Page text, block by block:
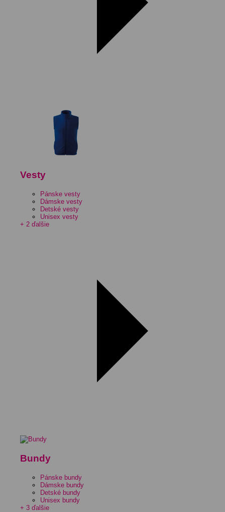
Vesty
Pánske vesty
Dámske vesty
Detské vesty
Unisex vesty
+ 2 ďalšie
Bundy
Pánske bundy
Dámske bundy
Detské bundy
Unisex bundy
+ 3 ďalšie